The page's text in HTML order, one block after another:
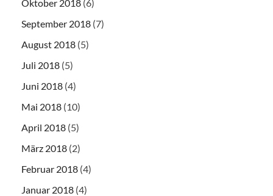
Oktober 2018 (6)
September 2018 (7)
August 2018 (5)
Juli 2018 (5)
Juni 2018 (4)
Mai 2018 (10)
April 2018 (5)
März 2018 (2)
Februar 2018 (4)
Januar 2018 (4)